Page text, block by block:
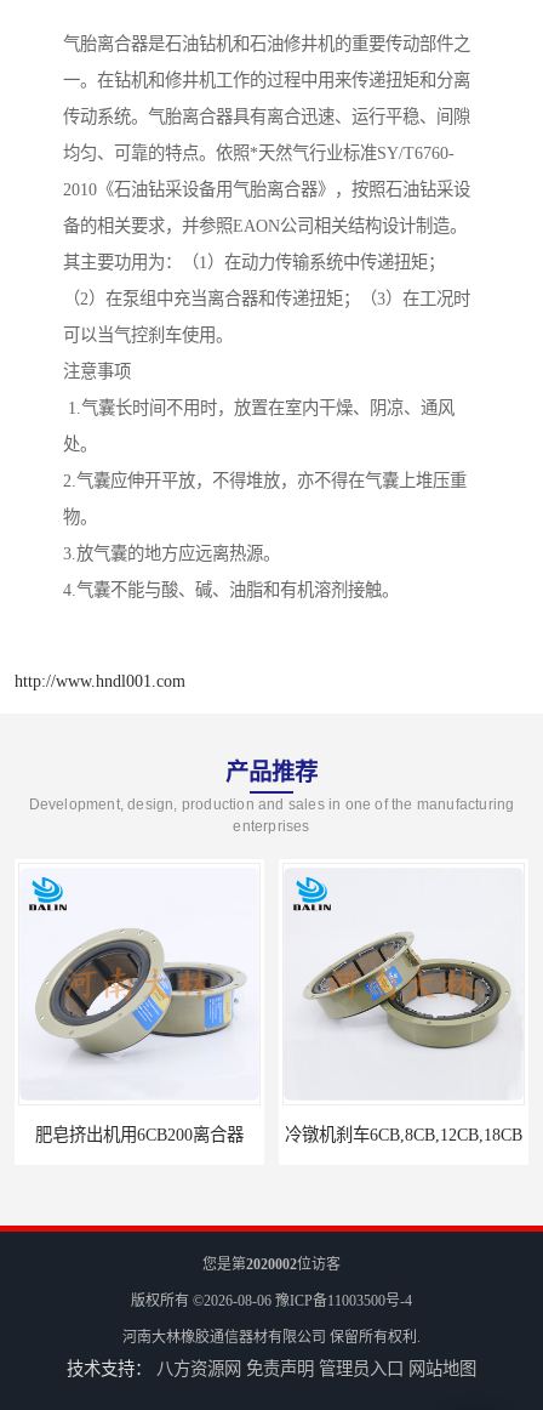
气胎离合器是石油钻机和石油修井机的重要传动部件之
一。在钻机和修井机工作的过程中用来传递扭矩和分离
传动系统。气胎离合器具有离合迅速、运行平稳、间隙
均匀、可靠的特点。依照*天然气行业标准SY/T6760-
2010《石油钻采设备用气胎离合器》，按照石油钻采设
备的相关要求，并参照EAON公司相关结构设计制造。
其主要功用为：（1）在动力传输系统中传递扭矩；
（2）在泵组中充当离合器和传递扭矩；（3）在工况时
可以当气控刹车使用。
注意事项
1.气囊长时间不用时，放置在室内干燥、阴凉、通风
处。
2.气囊应伸开平放，不得堆放，亦不得在气囊上堆压重
物。
3.放气囊的地方应远离热源。
4.气囊不能与酸、碱、油脂和有机溶剂接触。
http://www.hndl001.com
产品推荐
Development, design, production and sales in one of the manufacturing
enterprises
离合器 冷镦机刹车6CB,8CB,12CB,18CB
您是第2020002位访客
版权所有 ©2026-08-06 豫ICP备11003500号-4
河南大林橡胶通信器材有限公司 保留所有权利.
技术支持： 八方资源网 免责声明 管理员入口 网站地图